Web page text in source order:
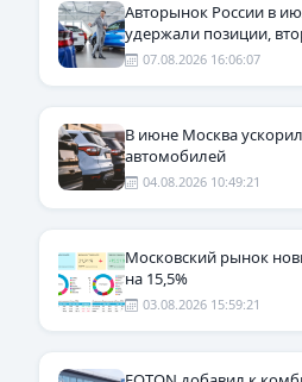
Авторынок России в
удержали позиции,
07.08.2026 16:06:07
В июне Москва
автомобилей
04.08.2026 10:49:21
Московский рынок
на 15,5%
03.08.2026 15:59:21